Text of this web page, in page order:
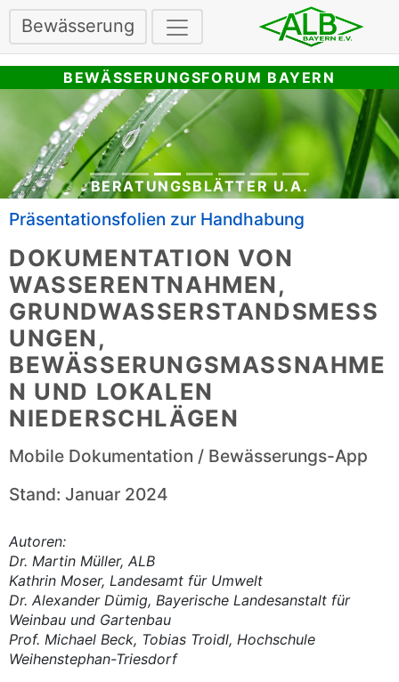
Bewässerung
BEWÄSSERUNGSFORUM BAYERN
BERATUNGSBLÄTTER U.A.
Präsentationsfolien zur Handhabung
DOKUMENTATION VON
WASSERENTNAHMEN,
GRUNDWASSERSTANDSMESS
UNGEN,
BEWÄSSERUNGSMASSNAHMEN
UND LOKALEN N
IEDERSCHLÄGEN
Mobile Dokumentation / Bewässerungs-App
Stand: Januar 2024
Autoren:
Dr. Martin Müller, ALB
Kathrin Moser, Landesamt für Umwelt
Dr. Alexander Dümig, Bayerische Landesanstalt für
Weinbau und Gartenbau
Prof. Michael Beck, Tobias Troidl, Hochschule
Weihenstephan-Triesdorf